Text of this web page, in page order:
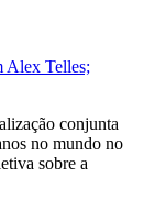
Alex Telles;
conjunta
no mundo no
sobre a